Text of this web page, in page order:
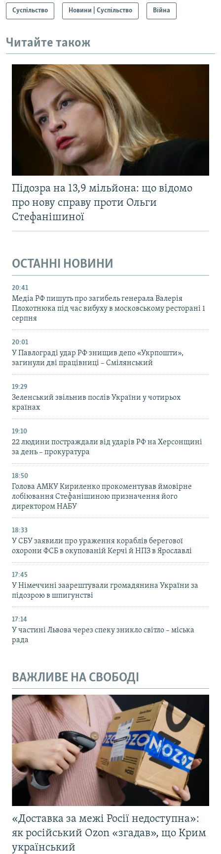
Суспільство Новини | Суспільство Війна
Читайте також
Підозра на 13,9 мільйона: що відомо
про нову справу проти Ольги
Стефанішиної
ОСТАННІ НОВИНИ
20:41
Медіа РФ пишуть про загибель генерала Валерія
Плохотнюка під час вибуху в московському ресторані 1
серпня
20:01
У Павлограді удар РФ знищив депо «Укрпошти»,
загинули дві працівниці – Смілянський
19:29
Зеленський звільнив послів України у чотирьох
країнах
19:10
22 людини постраждали від ударів РФ на Херсонщині
за день – прокуратура
18:50
Голова АМКУ Кириленко прокоментував ймовірне
лобіювання Стефанішиною призначення його
директором НАБУ
18:33
У СБУ заявили про ураження кораблів берегової
охорони ФСБ в окупованій Керчі й НПЗ в Ярославлі
17:45
У Німеччині заарештували громадянина України за
підозрою в шпигунстві
17:14
У частині Львова через спеку зникло світло – міська
рада
ВАЖЛИВЕ НА СВОБОДІ
«Доставка за межі Росії недоступна»:
як російський Ozon «згадав», що Крим
український